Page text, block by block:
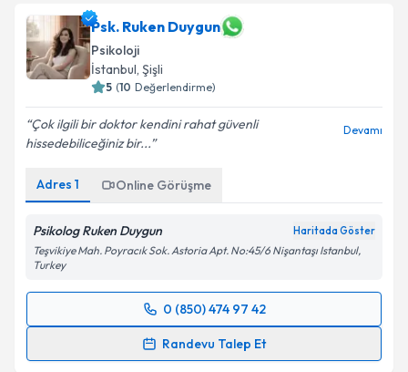
Psk. Ruken Duygun
Psikoloji
İstanbul,Şişli
( Değerlendirme)
Çok ilgili bir doktor kendini rahat güvenli
hissedebiliceğiniz bir...
Adres 1 Online Görüşme
Psikolog Ruken Duygun
Teşvikiye Mah. Poyracık Sok. Astoria Apt. No:45/6 Nişantaşı Istanbul,
Turkey
0 (850) 474 97 42
Randevu Talep Et
Randevu Takvimi Talebi